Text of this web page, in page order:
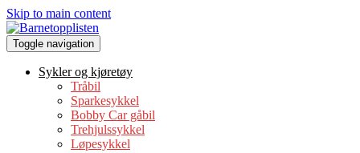
Skip to main content
Toggle navigation
Sykler og kjøretøy
Tråbil
Sparkesykkel
Bobby Car gåbil
Trehjulssykkel
Løpesykkel